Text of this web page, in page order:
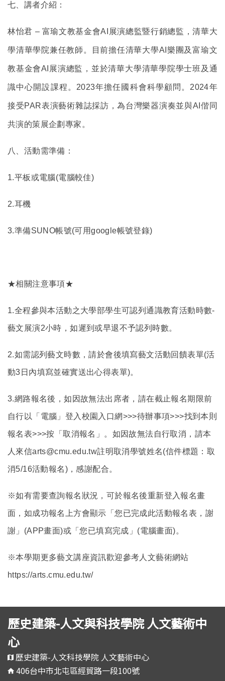
七、講者介紹：
林怡君 – 富瑜文教基金會AI展演總監暨行銷總監，清華大
學清華學院兼任教師。 目前擔任清華大學AI樂團及富瑜文
教基金會AI展演總監，並於清華大學清華學院學士班及通
識中心開設課程。2023年擔任國科會科學顧問。2024年
接受PAR表演藝術雜誌採訪，為台灣樂器演奏並與AI偕同
共演的策展企劃專家。
八、活動需準備：
1.平板或電腦(電腦較佳)
2.耳機
3.準備SUNO帳號(可用google帳號登錄)
★相關注意事項★
1.全程參與本活動之大學部學生可認列通識教育活動時數-
藝文展演2小時，如遲到或早退不予認列時數。
2.如需認列藝文時數，請於會後填寫藝文活動回饋表單(活
動3日內填寫並確實送出心得表單)。
3.網路報名後，如因故無法出席者，請在截止報名期限前
自行以「電腦」登入校園入口網>>>待辦事項>>>找到本則
報名表>>>按「取消報名」。如因故無法自行取消，請本
人來信arts@cmu.edu.tw註明取消學號姓名(信件標題：取
消5/16活動報名)，感謝配合。
※如有需要查詢報名狀況，可於報名後重新登入報名畫
面，如成功報名上方會顯示「您已完成此活動報名表，謝
謝」(APP畫面)或「您已填寫完成」(電腦畫面)。
※本學期更多藝文講座資訊歡迎參考人文藝術網站
https://arts.cmu.edu.tw/
歷史建築-人文與科技學院 人文藝術中
心
歷史建築-人文科技學院 人文藝術中心
406台中市北屯區經貿路一段100號